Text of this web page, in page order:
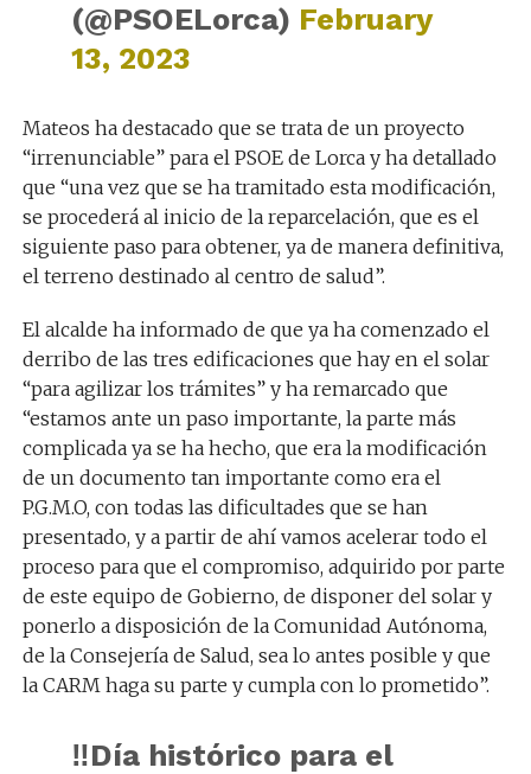
(@PSOELorca) February
13, 2023
Mateos ha destacado que se trata de un proyecto
“irrenunciable” para el PSOE de Lorca y ha detallado
que “una vez que se ha tramitado esta modificación,
se procederá al inicio de la reparcelación, que es el
siguiente paso para obtener, ya de manera definitiva,
el terreno destinado al centro de salud”.
El alcalde ha informado de que ya ha comenzado el
derribo de las tres edificaciones que hay en el solar
“para agilizar los trámites” y ha remarcado que
“estamos ante un paso importante, la parte más
complicada ya se ha hecho, que era la modificación
de un documento tan importante como era el
P.G.M.O, con todas las dificultades que se han
presentado, y a partir de ahí vamos acelerar todo el
proceso para que el compromiso, adquirido por parte
de este equipo de Gobierno, de disponer del solar y
ponerlo a disposición de la Comunidad Autónoma,
de la Consejería de Salud, sea lo antes posible y que
la CARM haga su parte y cumpla con lo prometido”.
‼️Día histórico para el